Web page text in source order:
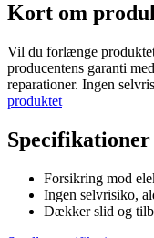
Kort om
Vil du forlænge
producentens garanti
reparationer. Ingen
produktet
Specifikationer
Forsikring mod
Ingen selvrisiko,
Dækker slid og